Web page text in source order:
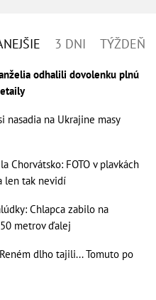
3 DNI TÝŽDEŇ
odhalili dovolenku plnú
nasadia na Ukrajine masy
Chorvátsko: FOTO v plavkách
len tak nevidí
Chlapca zabilo na
metrov ďalej
dlho tajili... Tomuto po